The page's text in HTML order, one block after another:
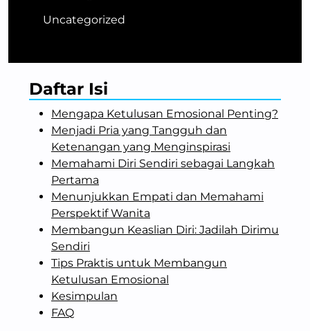
Uncategorized
Daftar Isi
Mengapa Ketulusan Emosional Penting?
Menjadi Pria yang Tangguh dan
Ketenangan yang Menginspirasi
Memahami Diri Sendiri sebagai Langkah
Pertama
Menunjukkan Empati dan Memahami
Perspektif Wanita
Membangun Keaslian Diri: Jadilah Dirimu
Sendiri
Tips Praktis untuk Membangun
Ketulusan Emosional
Kesimpulan
FAQ